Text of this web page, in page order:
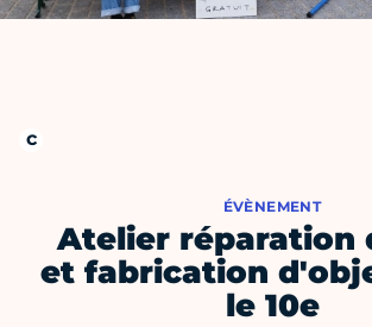
ÉVÈNEMENT
Atelier réparation
et fabrication
le 10e